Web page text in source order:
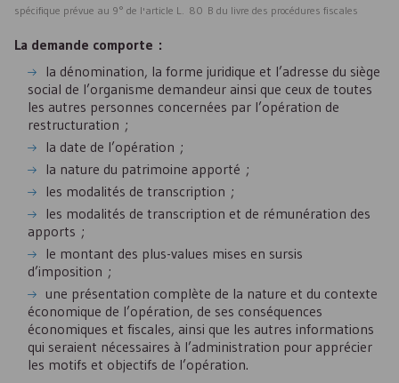
spécifique prévue au 9° de l'article L. 80 B du livre des procédures fiscales
La demande comporte :
la dénomination, la forme juridique et l’adresse du siège
social de l’organisme demandeur ainsi que ceux de toutes
les autres personnes concernées par l’opération de
restructuration ;
la date de l’opération ;
la nature du patrimoine apporté ;
les modalités de transcription ;
les modalités de transcription et de rémunération des
apports ;
le montant des plus-values mises en sursis
d’imposition ;
une présentation complète de la nature et du contexte
économique de l’opération, de ses conséquences
économiques et fiscales, ainsi que les autres informations
qui seraient nécessaires à l’administration pour apprécier
les motifs et objectifs de l’opération.